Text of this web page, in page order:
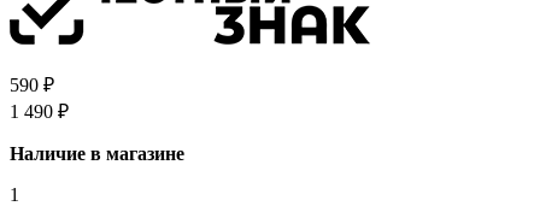
590 ₽
1 490 ₽
Наличие в магазине
1